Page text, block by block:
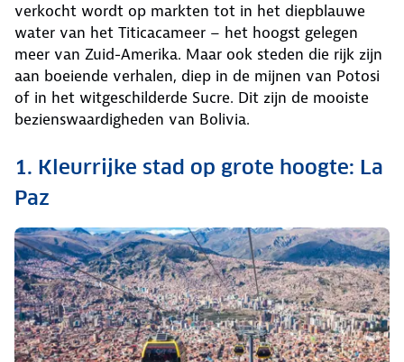
verkocht wordt op markten tot in het diepblauwe
water van het Titicacameer – het hoogst gelegen
meer van Zuid-Amerika. Maar ook steden die rijk zijn
aan boeiende verhalen, diep in de mijnen van Potosi
of in het witgeschilderde Sucre. Dit zijn de mooiste
bezienswaardigheden van Bolivia.
1. Kleurrijke stad op grote hoogte: La
Paz